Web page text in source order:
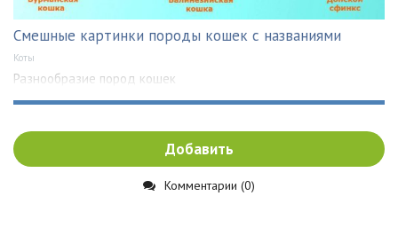
Смешные картинки породы кошек с названиями
Коты
Разнообразие пород кошек
Добавить
Комментарии (0)